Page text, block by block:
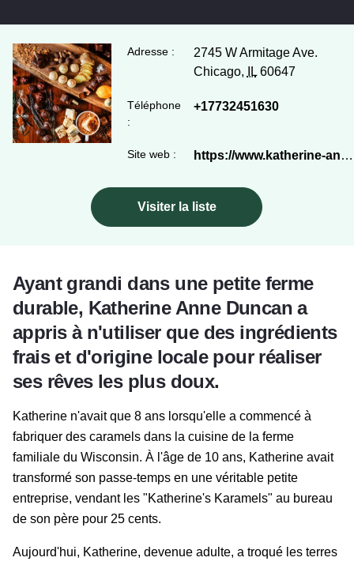
Adresse :
2745 W Armitage Ave.
Chicago,
IL60647
Téléphone
:
+17732451630
Site web : https://www.katherine-anne.com/
Visiter la liste
Ayant grandi dans une petite ferme
durable, Katherine Anne Duncan a
appris à n'utiliser que des ingrédients
frais et d'origine locale pour réaliser
ses rêves les plus doux.
Katherine n'avait que 8 ans lorsqu'elle a commencé à
fabriquer des caramels dans la cuisine de la ferme
familiale du Wisconsin. À l'âge de 10 ans, Katherine avait
transformé son passe-temps en une véritable petite
entreprise, vendant les "Katherine's Karamels" au bureau
de son père pour 25 cents.
Aujourd'hui, Katherine, devenue adulte, a troqué les terres